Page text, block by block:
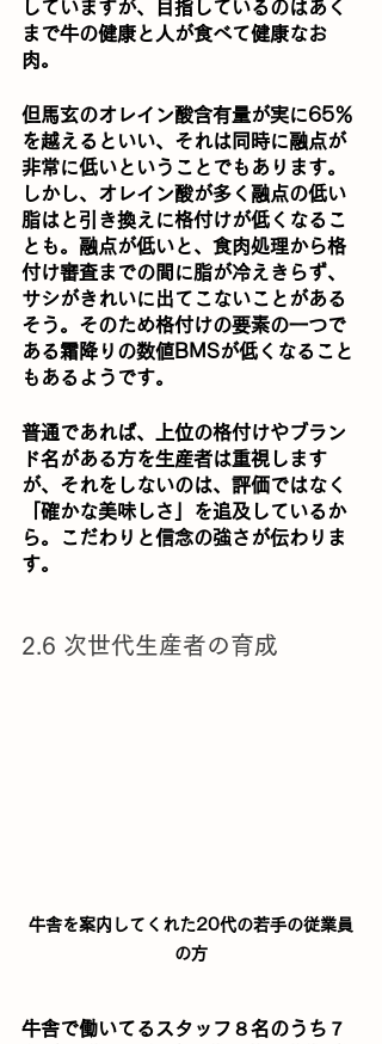
していますが、目指しているのはあく
まで牛の健康と人が食べて健康なお
肉。
但馬玄のオレイン酸含有量が実に65％
を越えるといい、それは同時に融点が
非常に低いということでもあります。
しかし、オレイン酸が多く融点の低い
脂はと引き換えに格付けが低くなるこ
とも。融点が低いと、食肉処理から格
付け審査までの間に脂が冷えきらず、
サシがきれいに出てこないことがある
そう。そのため格付けの要素の一つで
ある霜降りの数値BMSが低くなること
もあるようです。
普通であれば、上位の格付けやブラン
ド名がある方を生産者は重視します
が、それをしないのは、評価ではなく
「確かな美味しさ」を追及しているか
ら。こだわりと信念の強さが伝わりま
す。
2.6 次世代生産者の育成
牛舎を案内してくれた20代の若手の従業員
の方
牛舎で働いてるスタッフ８名のうち７